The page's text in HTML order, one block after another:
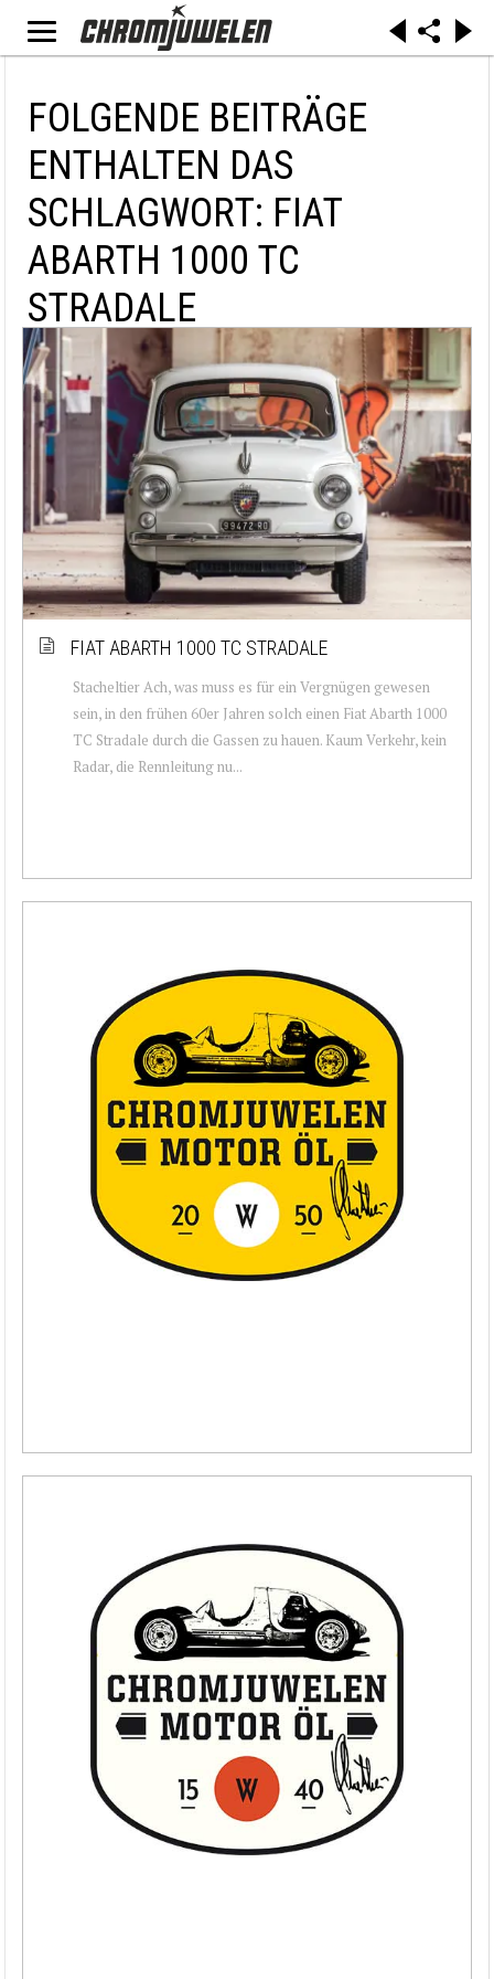
FOLGENDE BEITRÄGE
ENTHALTEN DAS
SCHLAGWORT: FIAT
ABARTH 1000 TC
STRADALE
FIAT ABARTH 1000 TC STRADALE
Stacheltier Ach, was muss es für ein Vergnügen gewesen
sein, in den frühen 60er Jahren solch einen Fiat Abarth 1000
TC Stradale durch die Gassen zu hauen. Kaum Verkehr, kein
Radar, die Rennleitung nu...